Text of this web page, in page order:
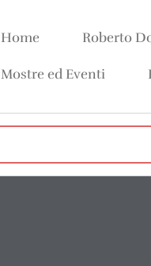
Home Roberto
Mostre ed Eventi